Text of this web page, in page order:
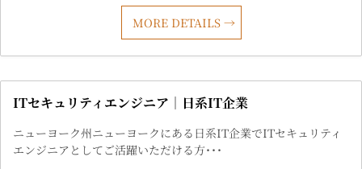
MORE DETAILS
ITセキュリティエンジニア｜日系IT企業
ニューヨーク州ニューヨークにある日系IT企業でITセキュリティ
エンジニアとしてご活躍いただける方･･･